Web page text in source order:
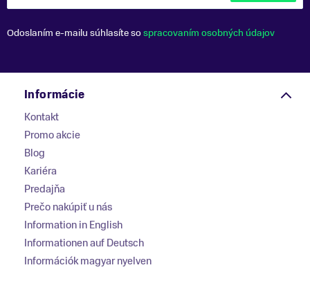
Odoslaním e-mailu súhlasíte sospracovaním osobných údajov
Informácie
Kontakt
Promo akcie
Blog
Kariéra
Predajňa
Prečo nakúpiť u nás
Information in English
Informationen auf Deutsch
Információk magyar nyelven